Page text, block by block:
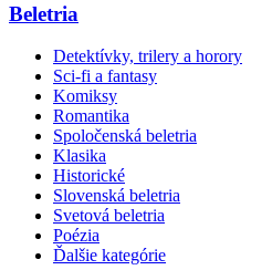
Beletria
Detektívky, trilery a horory
Sci-fi a fantasy
Komiksy
Romantika
Spoločenská beletria
Klasika
Historické
Slovenská beletria
Svetová beletria
Poézia
Ďalšie kategórie